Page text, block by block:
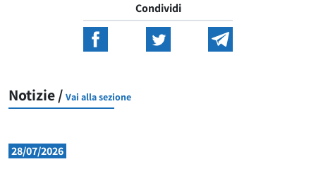
Condividi
Notizie / Vai alla sezione
28/07/2026